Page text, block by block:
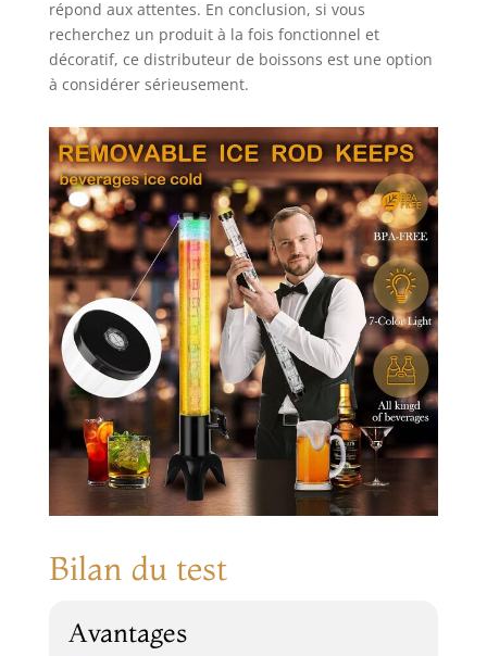
air. Le distributeur
de robinet de bière
portable peut être
autonome ou
combiné avec
d'autres pièces de
bar pour créer un
cadre de bar
unique.
répond aux attentes. En conclusion, si vous
recherchez un produit à la fois fonctionnel et
décoratif, ce distributeur de boissons est une option
à considérer sérieusement.
Bilan du test
Avantages